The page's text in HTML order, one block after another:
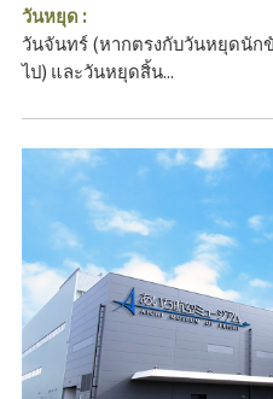
วันหยุด :
วันจันทร์ (หากตรงกับวันหยุดนั
ไป) และวันหยุดสิ้น...